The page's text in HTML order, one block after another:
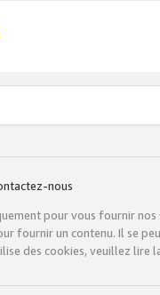
nous
pour vous fournir
un contenu. Il se
des cookies, veuillez lire